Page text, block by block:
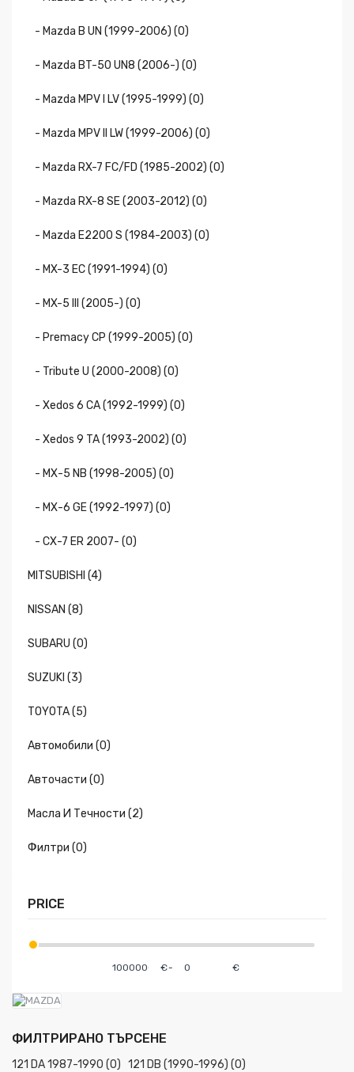
PRICE
€- €
- Mazda B UN (1999-2006) (0)
- Mazda BT-50 UN8 (2006-) (0)
- Mazda MPV I LV (1995-1999) (0)
- Mazda MPV II LW (1999-2006) (0)
- Mazda RX-7 FC/FD (1985-2002) (0)
- Mazda RX-8 SE (2003-2012) (0)
- Mazda Е2200 S (1984-2003) (0)
- MX-3 EC (1991-1994) (0)
- MX-5 III (2005-) (0)
- Premacy CP (1999-2005) (0)
- Tribute U (2000-2008) (0)
- Xedos 6 CA (1992-1999) (0)
- Xedos 9 TA (1993-2002) (0)
- МХ-5 NB (1998-2005) (0)
- МХ-6 GE (1992-1997) (0)
- СХ-7 ER 2007- (0)
MITSUBISHI (4)
NISSAN (8)
SUBARU (0)
SUZUKI (3)
TOYOTA (5)
Автомобили (0)
Авточасти (0)
Масла И Течности (2)
Филтри (0)
ФИЛТРИРАНО ТЪРСЕНЕ
121 DA 1987-1990 (0) 121 DB (1990-1996) (0)